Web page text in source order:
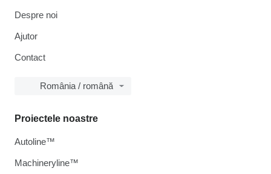
Despre noi
Ajutor
Contact
România / română
Proiectele noastre
Autoline™
Machineryline™